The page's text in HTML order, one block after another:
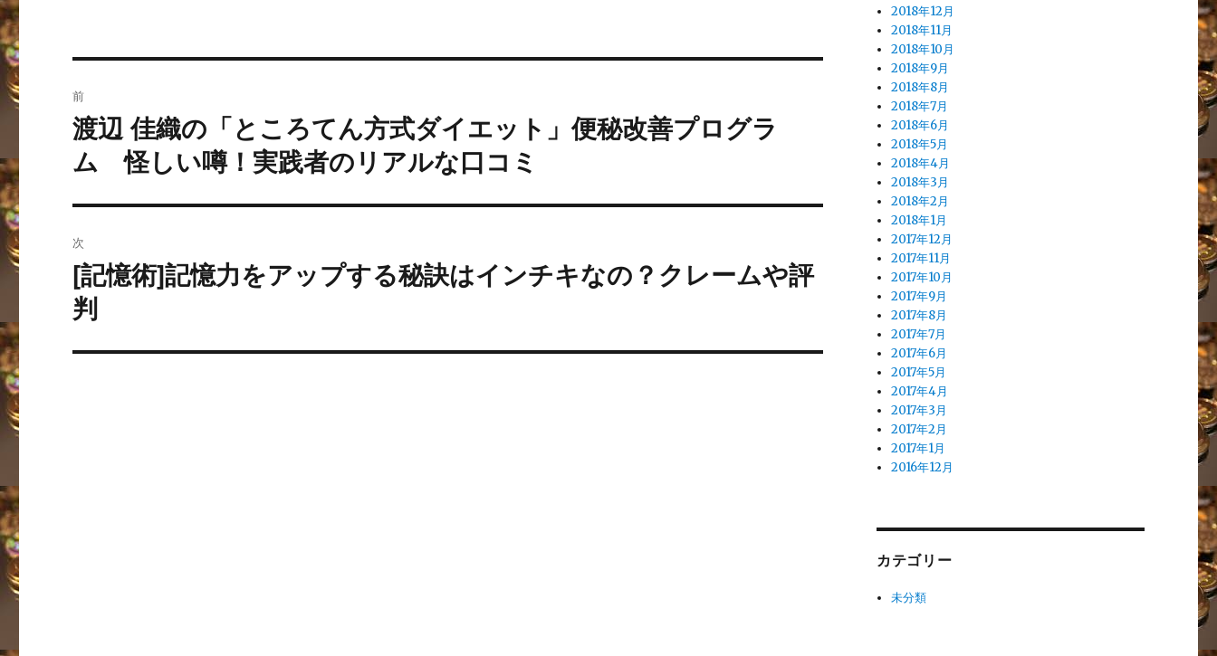
稿
ナ
ゲ
ー
シ
ョ
前
過
去
の
投
渡辺 佳織の「ところてん方式ダイエット」便秘改善プログラ
ム 怪しい噂！実践者のリアルな口コミ
次
次
の
投
稿:
[記憶術]記憶力をアップする秘訣はインチキなの？クレームや評
判
2018年12月
2018年11月
2018年10月
2018年9月
2018年8月
2018年7月
2018年6月
2018年5月
2018年4月
2018年3月
2018年2月
2018年1月
2017年12月
2017年11月
2017年10月
2017年9月
2017年8月
2017年7月
2017年6月
2017年5月
2017年4月
2017年3月
2017年2月
2017年1月
2016年12月
カテゴリー
未分類